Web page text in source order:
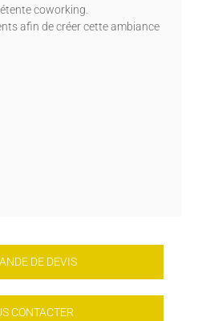
coworking.
afin de créer cette ambiance
DE DEVIS
CONTACTER